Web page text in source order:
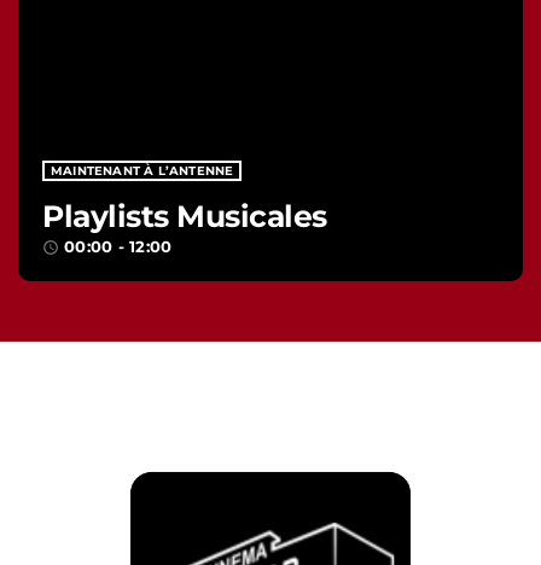
MAINTENANT À L’ANTENNE
Playlists Musicales
access_time 00:00 - 12:00